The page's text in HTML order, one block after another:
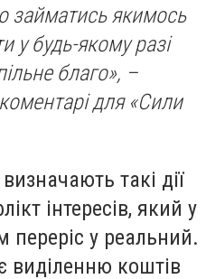
займатись якимось
будь-якому разі
благо», –
для «Сили
такі дії
інтересів, який у
переріс у реальний.
виділенню коштів